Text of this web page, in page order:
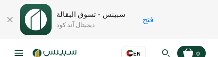
سبينس - تسوق البقالة
ديجيتال آند كود
فتح
EN 0